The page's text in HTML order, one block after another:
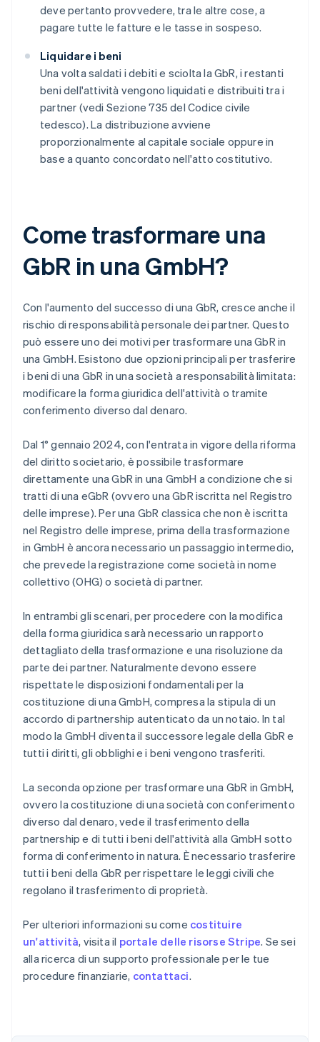
deve pertanto provvedere, tra le altre cose, a
pagare tutte le fatture e le tasse in sospeso.
Liquidare i beni
Una volta saldati i debiti e sciolta la GbR, i restanti
beni dell'attività vengono liquidati e distribuiti tra i
partner (vedi Sezione 735 del Codice civile
tedesco). La distribuzione avviene
proporzionalmente al capitale sociale oppure in
base a quanto concordato nell'atto costitutivo.
Come trasformare una
GbR in una GmbH?
Con l'aumento del successo di una GbR, cresce anche il
rischio di responsabilità personale dei partner. Questo
può essere uno dei motivi per trasformare una GbR in
una GmbH. Esistono due opzioni principali per trasferire
i beni di una GbR in una società a responsabilità limitata:
modificare la forma giuridica dell'attività o tramite
conferimento diverso dal denaro.
Dal 1° gennaio 2024, con l'entrata in vigore della riforma
del diritto societario, è possibile trasformare
direttamente una GbR in una GmbH a condizione che si
tratti di una eGbR (ovvero una GbR iscritta nel Registro
delle imprese). Per una GbR classica che non è iscritta
nel Registro delle imprese, prima della trasformazione
in GmbH è ancora necessario un passaggio intermedio,
che prevede la registrazione come società in nome
collettivo (OHG) o società di partner.
In entrambi gli scenari, per procedere con la modifica
della forma giuridica sarà necessario un rapporto
dettagliato della trasformazione e una risoluzione da
parte dei partner. Naturalmente devono essere
rispettate le disposizioni fondamentali per la
costituzione di una GmbH, compresa la stipula di un
accordo di partnership autenticato da un notaio. In tal
modo la GmbH diventa il successore legale della GbR e
tutti i diritti, gli obblighi e i beni vengono trasferiti.
La seconda opzione per trasformare una GbR in GmbH,
ovvero la costituzione di una società con conferimento
diverso dal denaro, vede il trasferimento della
partnership e di tutti i beni dell'attività alla GmbH sotto
forma di conferimento in natura. È necessario trasferire
tutti i beni della GbR per rispettare le leggi civili che
regolano il trasferimento di proprietà.
Per ulteriori informazioni su come costituire
un'attività, visita il portale delle risorse Stripe. Se sei
alla ricerca di un supporto professionale per le tue
procedure finanziarie, contattaci.
English